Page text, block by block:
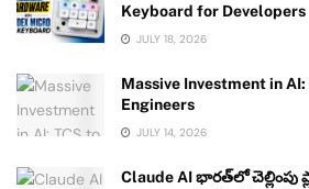
Keyboard for Developers
JULY 18, 2026
Massive Investment in
Engineers
JULY 14, 2026
Claude AI భారత్‌లో చెల్లింపు